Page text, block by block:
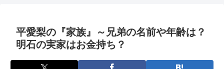
平愛梨の『家族』～兄弟の名前や年齢は？
明石の実家はお金持ち？